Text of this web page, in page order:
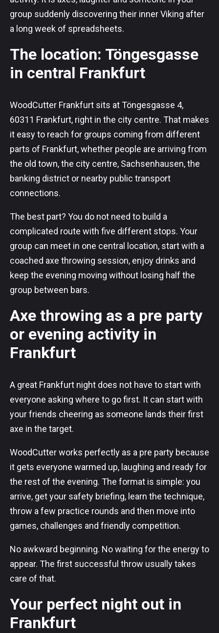
group suddenly discovering their inner Viking after
a long week of spreadsheets.
The location: Töngesgasse
in central Frankfurt
WoodCutter Frankfurt sits at Töngesgasse 4,
60311 Frankfurt, right in the city centre. That makes
it easy to reach for groups coming from different
parts of Frankfurt, whether people are arriving from
the old town, the city centre, Sachsenhausen, the
banking district or nearby public transport
connections.
The best part? You do not need to build a
complicated route with five different stops. Your
group can meet in one central location, start with a
coached axe throwing session, enjoy drinks and
keep the evening moving without losing half the
group between bars.
Axe throwing as a pre party
or evening activity in
Frankfurt
A great Frankfurt night does not have to start with
everyone asking where to go first. It can start with
your friends cheering as someone lands their first
axe in the target.
WoodCutter works perfectly as a pre party because
it gets everyone warmed up, laughing and ready for
the rest of the evening. The format is simple: you
arrive, get your safety briefing, learn the technique,
throw a few practice rounds and then move into
games, challenges and friendly competition.
No awkward beginning. No waiting for the energy to
appear. The first successful throw usually takes
care of that.
Your perfect night out in
Frankfurt